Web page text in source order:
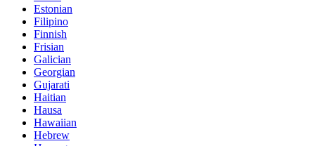
Estonian
Filipino
Finnish
Frisian
Galician
Georgian
Gujarati
Haitian
Hausa
Hawaiian
Hebrew